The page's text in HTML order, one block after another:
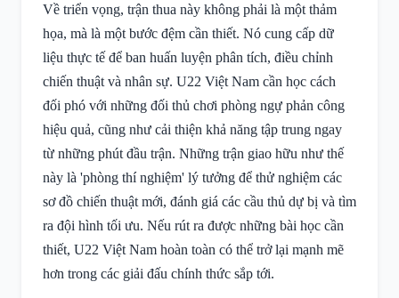
Về triển vọng, trận thua này không phải là một thảm
họa, mà là một bước đệm cần thiết. Nó cung cấp dữ
liệu thực tế để ban huấn luyện phân tích, điều chỉnh
chiến thuật và nhân sự. U22 Việt Nam cần học cách
đối phó với những đối thủ chơi phòng ngự phản công
hiệu quả, cũng như cải thiện khả năng tập trung ngay
từ những phút đầu trận. Những trận giao hữu như thế
này là 'phòng thí nghiệm' lý tưởng để thử nghiệm các
sơ đồ chiến thuật mới, đánh giá các cầu thủ dự bị và tìm
ra đội hình tối ưu. Nếu rút ra được những bài học cần
thiết, U22 Việt Nam hoàn toàn có thể trở lại mạnh mẽ
hơn trong các giải đấu chính thức sắp tới.